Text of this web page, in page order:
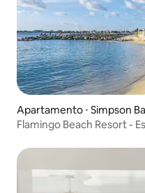
Apartamento ⋅ Simpson
Flamingo Beach Resort -